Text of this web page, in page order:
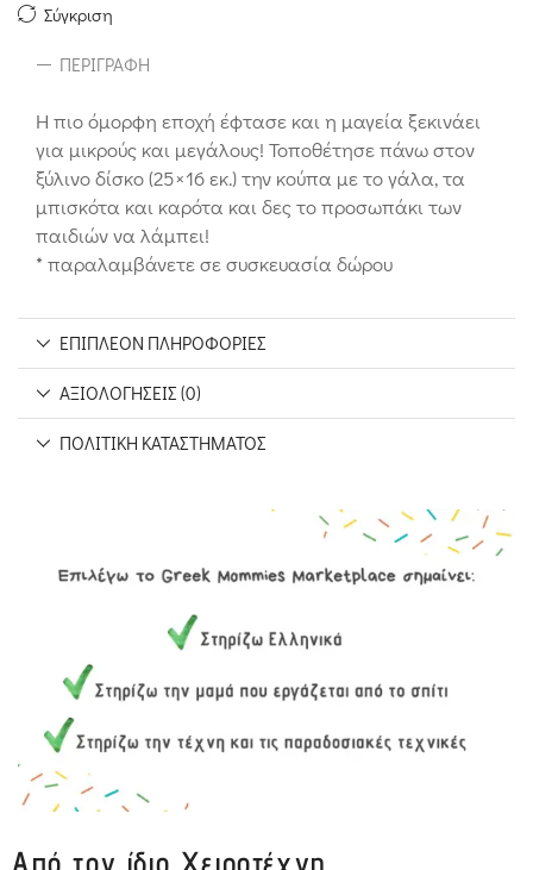
Σύγκριση
ΠΕΡΙΓΡΑΦΉ
Η πιο όμορφη εποχή έφτασε και η μαγεία ξεκινάει
για μικρούς και μεγάλους! Τοποθέτησε πάνω στον
ξύλινο δίσκο (25×16 εκ.) την κούπα με το γάλα, τα
μπισκότα και καρότα και δες το προσωπάκι των
παιδιών να λάμπει!
* παραλαμβάνετε σε συσκευασία δώρου
ΕΠΙΠΛΈΟΝ ΠΛΗΡΟΦΟΡΊΕΣ
ΑΞΙΟΛΟΓΉΣΕΙΣ (0)
ΠΟΛΙΤΙΚΉ ΚΑΤΑΣΤΉΜΑΤΟΣ
Από τον ίδιο Χειροτέχνη...